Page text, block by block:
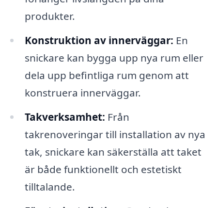
produkter.
Konstruktion av innerväggar: En
snickare kan bygga upp nya rum eller
dela upp befintliga rum genom att
konstruera innerväggar.
Takverksamhet: Från
takrenoveringar till installation av nya
tak, snickare kan säkerställa att taket
är både funktionellt och estetiskt
tilltalande.